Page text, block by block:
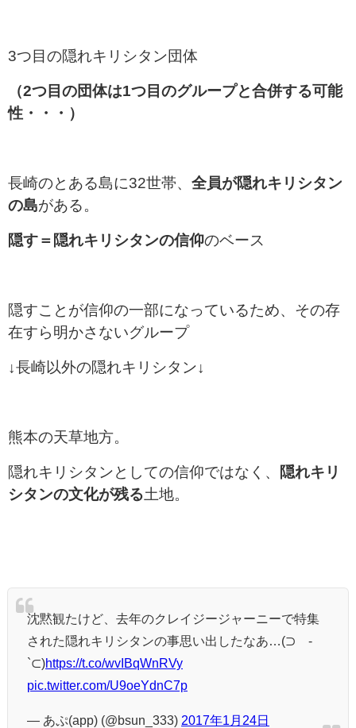
3つ目の隠れキリシタン団体
（2つ目の団体は1つ目のグループと合併する可能
性・・・）
長崎のとある島に32世帯、 全員が隠れキリシタン
の島がある。
隠す＝隠れキリシタンの信仰のベース
隠すことが信仰の一部になっているため、その存
在すら明かさないグループ
↓長崎以外の隠れキリシタン↓
熊本の天草地方。
隠れキリシタンとしての信仰ではなく、
隠れキリ
シタンの文化が残る土地。
沈黙観たけど、去年のクレイジージャーニーで特集
された隠れキリシタンの事思い出したなあ…(⊃´-
`⊂)https://t.co/wvIBqWnRVy
pic.twitter.com/U9oeYdnC7p
— あぷ(app) (@bsun_333) 2017年1月24日